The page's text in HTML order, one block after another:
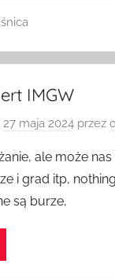
IMGW
27 maja 2024 przez
ale może
i grad itp, nothing
są burze,